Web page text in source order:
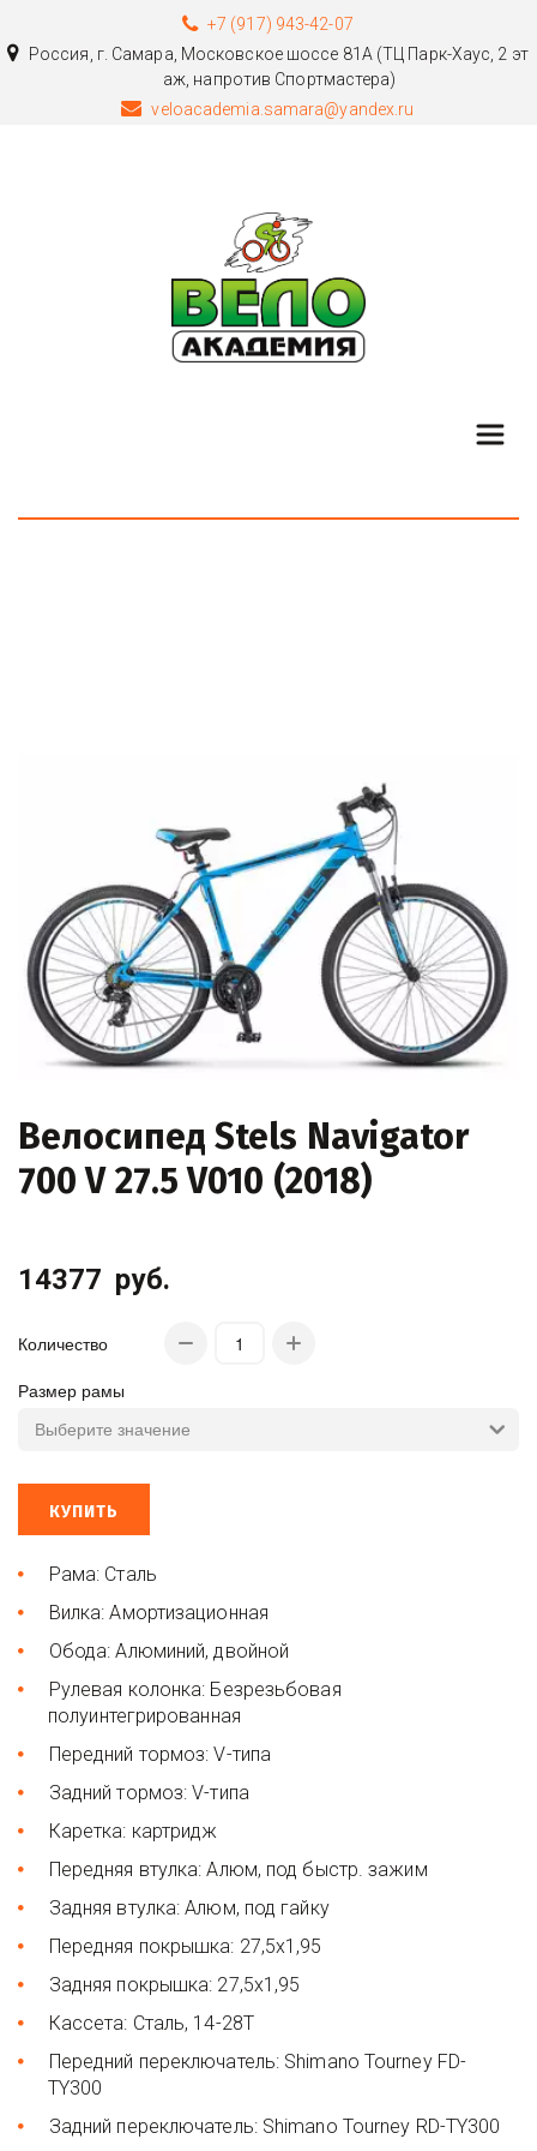
+7 (917) 943-42-07
Россия г. Самара Московское шоссе 81А (ТЦ Парк-Хаус, 2 эт
аж, напротив Спортмастера)
veloacademia.samara@yandex.ru
Велосипед Stels Navigator
700 V 27.5 V010 (2018)
14377 руб.
Количество
Размер рамы
КУПИТЬ
Рама: Сталь
Вилка: Амортизационная
Обода: Алюминий, двойной
Рулевая колонка: Безрезьбовая
полуинтегрированная
Передний тормоз: V-типа
Задний тормоз: V-типа
Каретка: картридж
Передняя втулка: Алюм, под быстр. зажим
Задняя втулка: Алюм, под гайку
Передняя покрышка: 27,5x1,95
Задняя покрышка: 27,5x1,95
Кассета: Сталь, 14-28Т
Передний переключатель: Shimano Tourney FD-
TY300
Задний переключатель: Shimano Tourney RD-TY300